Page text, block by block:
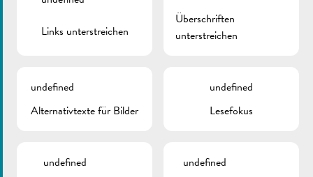
Links unterstreichen
Überschriften
unterstreichen
undefined
Alternativtexte für Bilder
undefined
Lesefokus
undefined
undefined